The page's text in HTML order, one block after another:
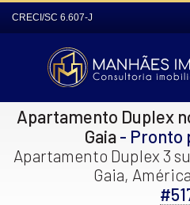
CRECI/SC 6.607-J
Apartamento Duplex
Gaia- Pronto
Apartamento Duplex 3
Gaia,